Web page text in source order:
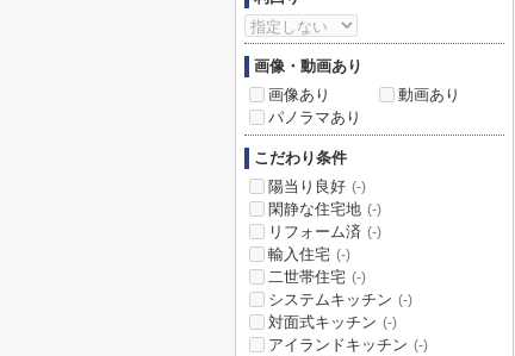
画像・動画あり
画像あり
動画あり
パノラマあり
こだわり条件
陽当り良好 (-)
閑静な住宅地 (-)
リフォーム済 (-)
輸入住宅 (-)
二世帯住宅 (-)
システムキッチン (-)
対面式キッチン (-)
アイランドキッチン (-)